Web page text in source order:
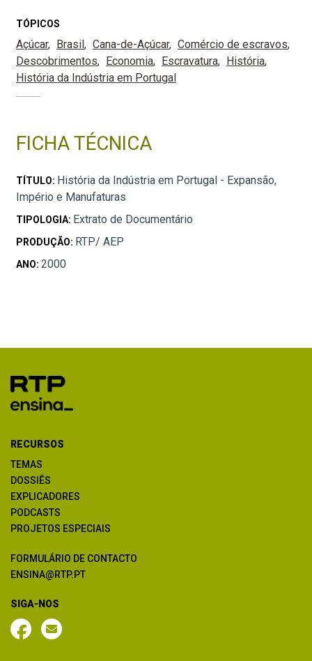
TÓPICOS
Açúcar Brasil Cana-de-Açúcar
Comércio de escravos
Descobrimentos
Economia Escravatura
História
História da Indústria em Portugal
FICHA TÉCNICA
TÍTULO: História da Indústria em Portugal - Expansão,
Império e Manufaturas
TIPOLOGIA: Extrato de Documentário
PRODUÇÃO: RTP/ AEP
ANO: 2000
RECURSOS
TEMAS
DOSSIÊS
EXPLICADORES
PODCASTS
PROJETOS ESPECIAIS
FORMULÁRIO DE CONTACTO
ENSINA@RTP.PT
SIGA-NOS